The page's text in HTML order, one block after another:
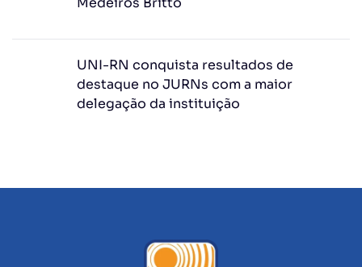
UNI-RN conquista resultados de
destaque no JURNs com a maior
delegação da instituição